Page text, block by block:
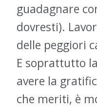
guadagnare
dovresti).
delle peggiori
E soprattutto
avere la
che meriti, è